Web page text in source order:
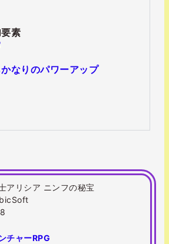
素
なりのパワーアップ
アリシア ニンフの秘宝
チャーRPG